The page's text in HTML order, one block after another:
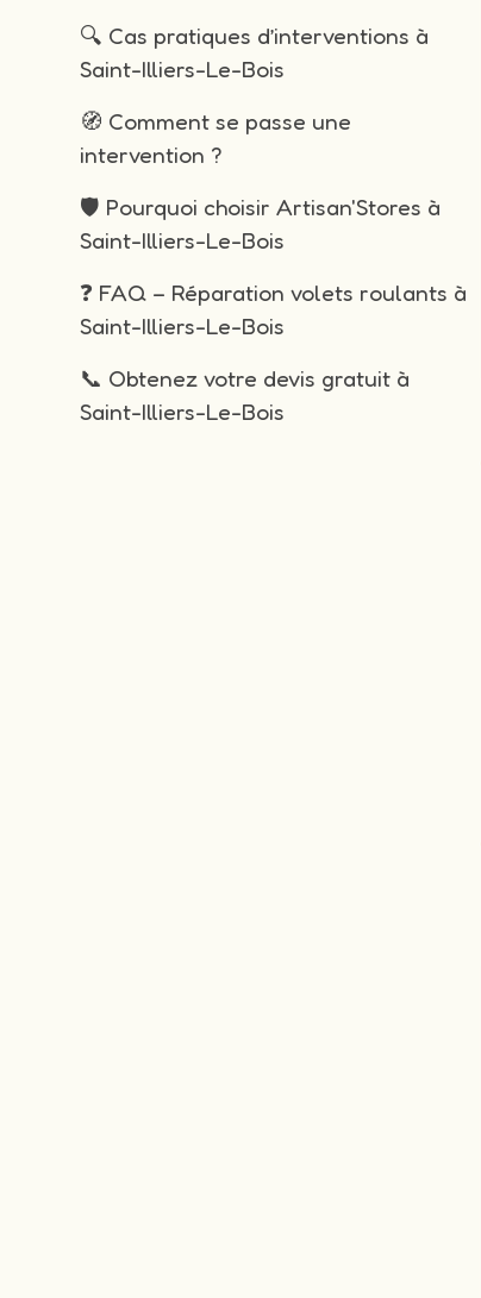
🔍 Cas pratiques d’interventions à
Saint-Illiers-Le-Bois
🧭 Comment se passe une
intervention ?
🛡️ Pourquoi choisir Artisan'Stores à
Saint-Illiers-Le-Bois
❓ FAQ – Réparation volets roulants à
Saint-Illiers-Le-Bois
📞 Obtenez votre devis gratuit à
Saint-Illiers-Le-Bois